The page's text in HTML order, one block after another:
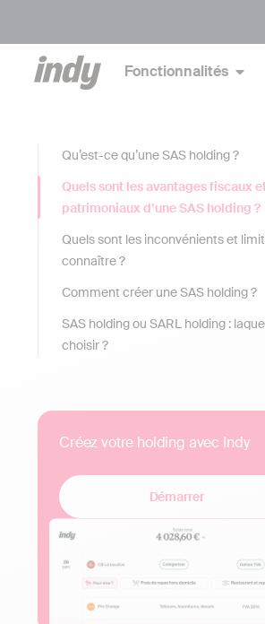
Fonctionnalités
Qu’est-ce qu’une SAS holding ?
Quels sont les avantages fiscaux
patrimoniaux d’une SAS holding ?
Quels sont les inconvénients et
connaître ?
Comment créer une SAS holding ?
SAS holding ou SARL holding :
choisir ?
Créez votre holding avec Indy
Démarrer